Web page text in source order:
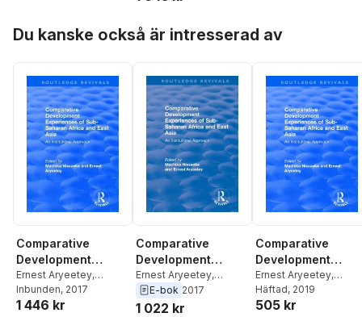
Du kanske också är intresserad av
Comparative
Development
Experiences of
Sub-Saharan
Africa and East
Ernest Aryeetey,
Machiko Nissanke
Inbunden, 2017
1 446 kr
Comparative
Development
Experiences of
Sub-Saharan
Africa and East
Ernest Aryeetey,
Machiko Nissanke
E-bok 2017
1 022 kr
Comparative
Development
Experiences of
Sub-Saharan
Africa and East
Ernest Aryeetey,
Machiko Nissanke
Häftad, 2019
505 kr